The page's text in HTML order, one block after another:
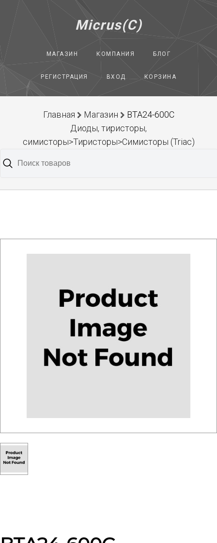
Micrus(C)
МАГАЗИН КОМПАНИЯ БЛОГ
РЕГИСТРАЦИЯ ВХОД КОРЗИНА
Главная Магазин
BTA24-600C
Диоды, тиристоры,
симисторы>Тиристоры>Симисторы (Triac)